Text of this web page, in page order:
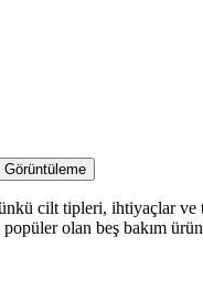
Görüntüleme
cilt tipleri, ihtiyaçlar ve
olan beş bakım